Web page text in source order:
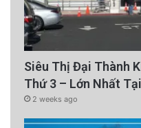
Siêu Thị Đại Thành
Thứ 3 – Lớn Nhất
2 weeks ago